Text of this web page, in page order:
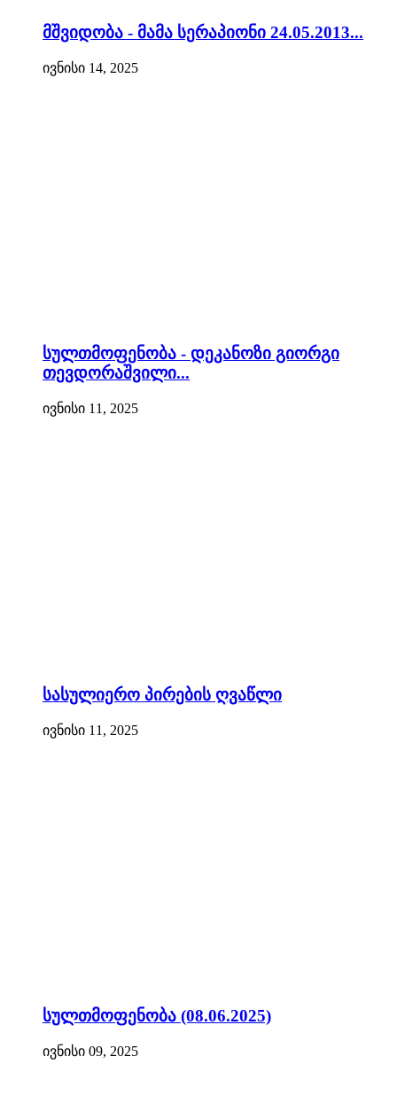
მშვიდობა - მამა სერაპიონი 24.05.2013...
ივნისი 14, 2025
სულთმოფენობა - დეკანოზი გიორგი
თევდორაშვილი...
ივნისი 11, 2025
სასულიერო პირების ღვაწლი
ივნისი 11, 2025
სულთმოფენობა (08.06.2025)
ივნისი 09, 2025